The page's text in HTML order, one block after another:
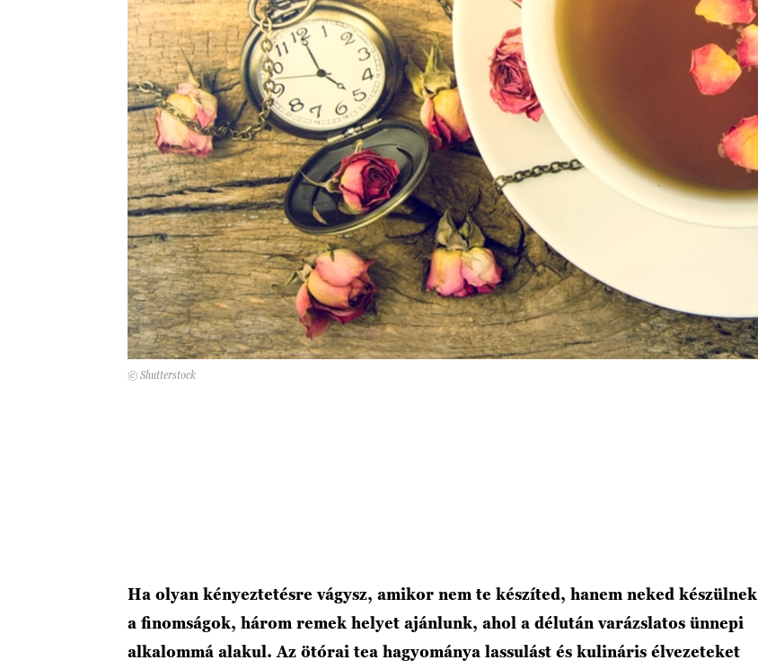
© Shutterstock
Ha olyan kényeztetésre vágysz, amikor nem te készíted, hanem neked készülnek
a finomságok, három remek helyet ajánlunk, ahol a délután varázslatos ünnepi
alkalommá alakul. Az ötórai tea hagyománya lassulást és kulináris élvezeteket